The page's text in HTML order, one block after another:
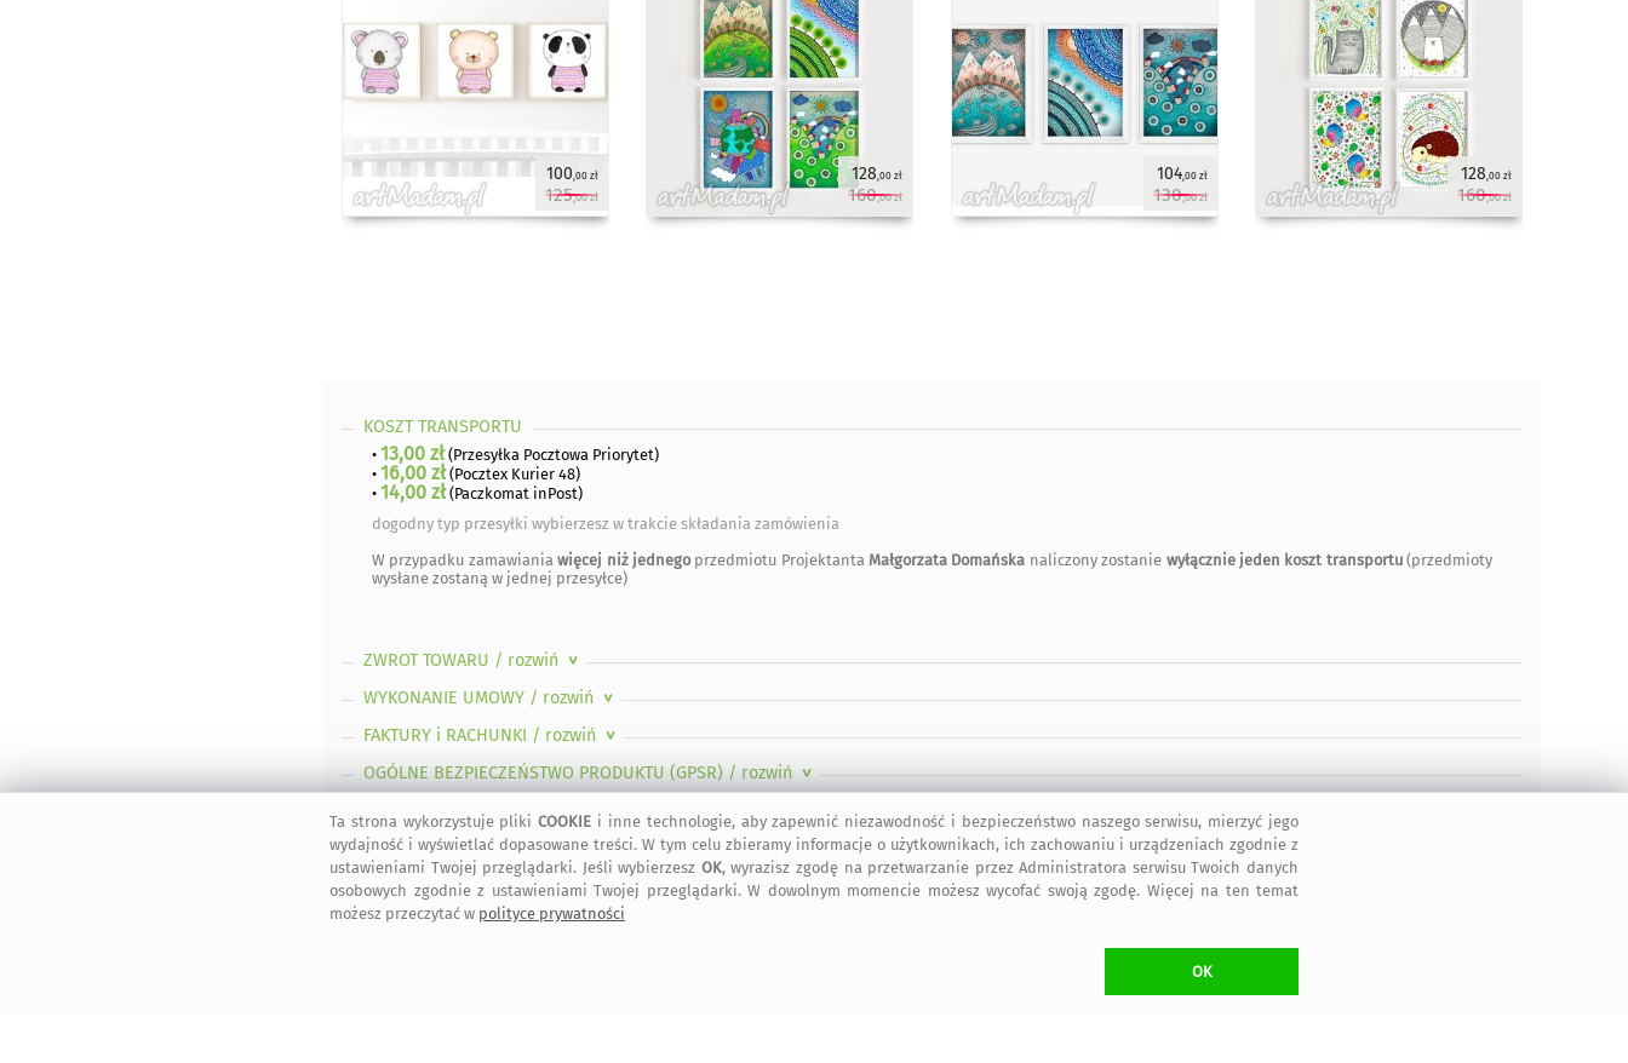
100,00 zł
125,00 zł
128,00 zł
160,00 zł
104,00 zł
130,00 zł
128,00 zł
160,00 zł
KOSZT TRANSPORTU
• 13,00 zł(Przesyłka Pocztowa Priorytet)
• 16,00 zł(Pocztex Kurier 48)
• 14,00 zł(Paczkomat inPost)
dogodny typ przesyłki wybierzesz w trakcie składania zamówienia
W przypadku zamawianiawięcej niż jednegoprzedmiotu Projektanta Małgorzata Domańska naliczony zostanie wyłącznie jeden koszt transportu(przedmioty
wysłane zostaną w jednej przesyłce)
ZWROT TOWARU / rozwiń >
WYKONANIE UMOWY / rozwiń >
FAKTURY i RACHUNKI / rozwiń >
OGÓLNE BEZPIECZEŃSTWO PRODUKTU (GPSR) / rozwiń >
Ta strona wykorzystuje plikiCOOKIE i inne technologie, aby zapewnić niezawodność i bezpieczeństwo naszego serwisu, mierzyć jego
wydajność i wyświetlać dopasowane treści. W tym celu zbieramy informacje o użytkownikach, ich zachowaniu i urządzeniach zgodnie z
ustawieniami Twojej przeglądarki. Jeśli wybierzesz OK, wyrazisz zgodę na przetwarzanie przez Administratora serwisu Twoich danych
osobowych zgodnie z ustawieniami Twojej przeglądarki. W dowolnym momencie możesz wycofać swoją zgodę. Więcej na ten temat
możesz przeczytać w polityce prywatności
OK